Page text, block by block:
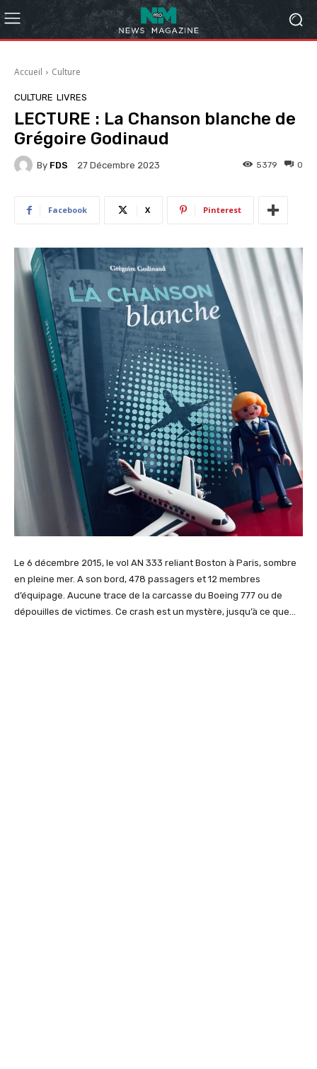
Accueil Culture
CULTURE LIVRES
LECTURE : La Chanson blanche de
Grégoire Godinaud
By FDS 27 Décembre 2023 0
5379
Facebook X Pinterest
Le 6 décembre 2015, le vol AN 333 reliant Boston à Paris, sombre
en pleine mer. A son bord, 478 passagers et 12 membres
d’équipage. Aucune trace de la carcasse du Boeing 777 ou de
dépouilles de victimes. Ce crash est un mystère, jusqu’à ce que…